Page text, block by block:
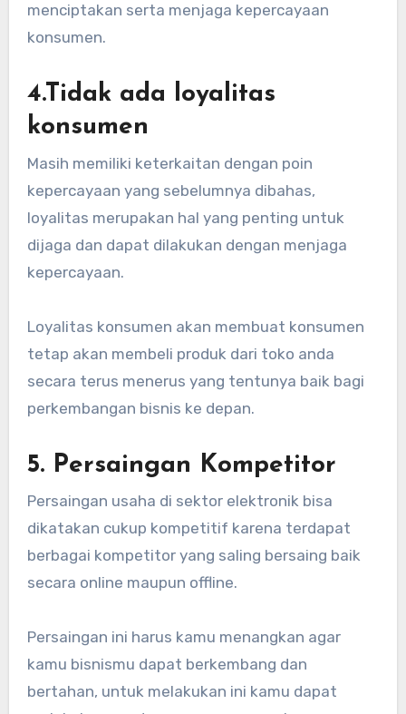
menciptakan serta menjaga kepercayaan
konsumen.
4.Tidak ada loyalitas
konsumen
Masih memiliki keterkaitan dengan poin
kepercayaan yang sebelumnya dibahas,
loyalitas merupakan hal yang penting untuk
dijaga dan dapat dilakukan dengan menjaga
kepercayaan.
Loyalitas konsumen akan membuat konsumen
tetap akan membeli produk dari toko anda
secara terus menerus yang tentunya baik bagi
perkembangan bisnis ke depan.
5. Persaingan Kompetitor
Persaingan usaha di sektor elektronik bisa
dikatakan cukup kompetitif karena terdapat
berbagai kompetitor yang saling bersaing baik
secara online maupun offline.
Persaingan ini harus kamu menangkan agar
kamu bisnismu dapat berkembang dan
bertahan, untuk melakukan ini kamu dapat